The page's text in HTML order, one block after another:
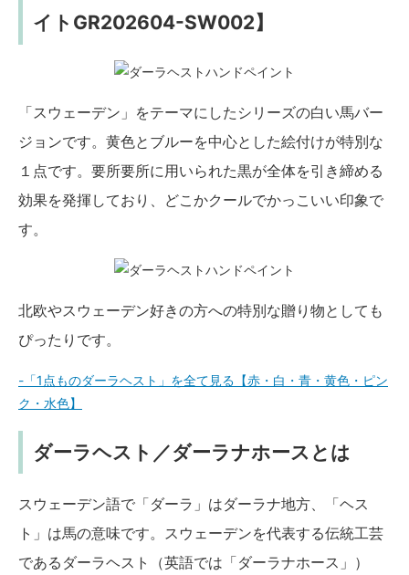
イトGR202604-SW002】
「スウェーデン」をテーマにしたシリーズの白い馬バー
ジョンです。黄色とブルーを中心とした絵付けが特別な
１点です。要所要所に用いられた黒が全体を引き締める
効果を発揮しており、どこかクールでかっこいい印象で
す。
北欧やスウェーデン好きの方への特別な贈り物としても
ぴったりです。
-「1点ものダーラヘスト」を全て見る【赤・白・青・黄色・ピン
ク・水色】
ダーラヘスト／ダーラナホースとは
スウェーデン語で「ダーラ」はダーラナ地方、「ヘス
ト」は馬の意味です。スウェーデンを代表する伝統工芸
であるダーラヘスト（英語では「ダーラナホース」）